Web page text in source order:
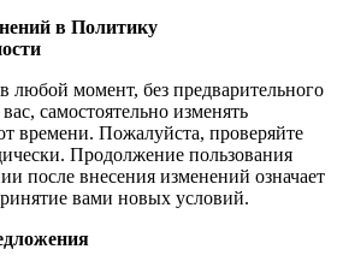
в Политику
любой момент, без предварительного
самостоятельно изменять
времени. Пожалуйста, проверяйте
Продолжение пользования
после внесения изменений означает
вами новых условий.